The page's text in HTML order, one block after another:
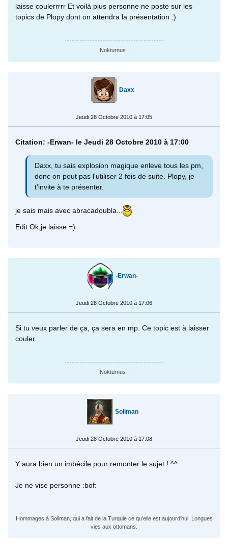
laisse coulerrrrr Et voilà plus personne ne poste sur les
topics de Plopy dont on attendra la présentation :)
Nokturnus !
Daxx
Jeudi 28 Octobre 2010 à 17:05
Citation: -Erwan- le Jeudi 28 Octobre 2010 à 17:00
Daxx, tu sais explosion magique enleve tous les pm,
donc on peut pas l'utiliser 2 fois de suite. Plopy, je
t'invite à te présenter.
je sais mais avec abracadoubla...
Edit:Ok,je laisse =)
-Erwan-
Jeudi 28 Octobre 2010 à 17:06
Si tu veux parler de ça, ça sera en mp. Ce topic est à laisser
couler.
Nokturnus !
Soliman
Jeudi 28 Octobre 2010 à 17:08
Y aura bien un imbécile pour remonter le sujet ! ^^
Je ne vise personne :bof:
Hommages à Soliman, qui a fait de la Turquie ce qu'elle est aujourd'hui. Longues
vies aux ottomans.